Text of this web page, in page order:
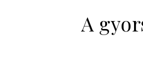
A